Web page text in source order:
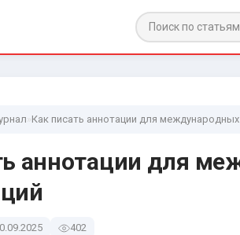
» Как писать аннотации для
аннотации для
402